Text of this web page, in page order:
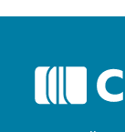
POST